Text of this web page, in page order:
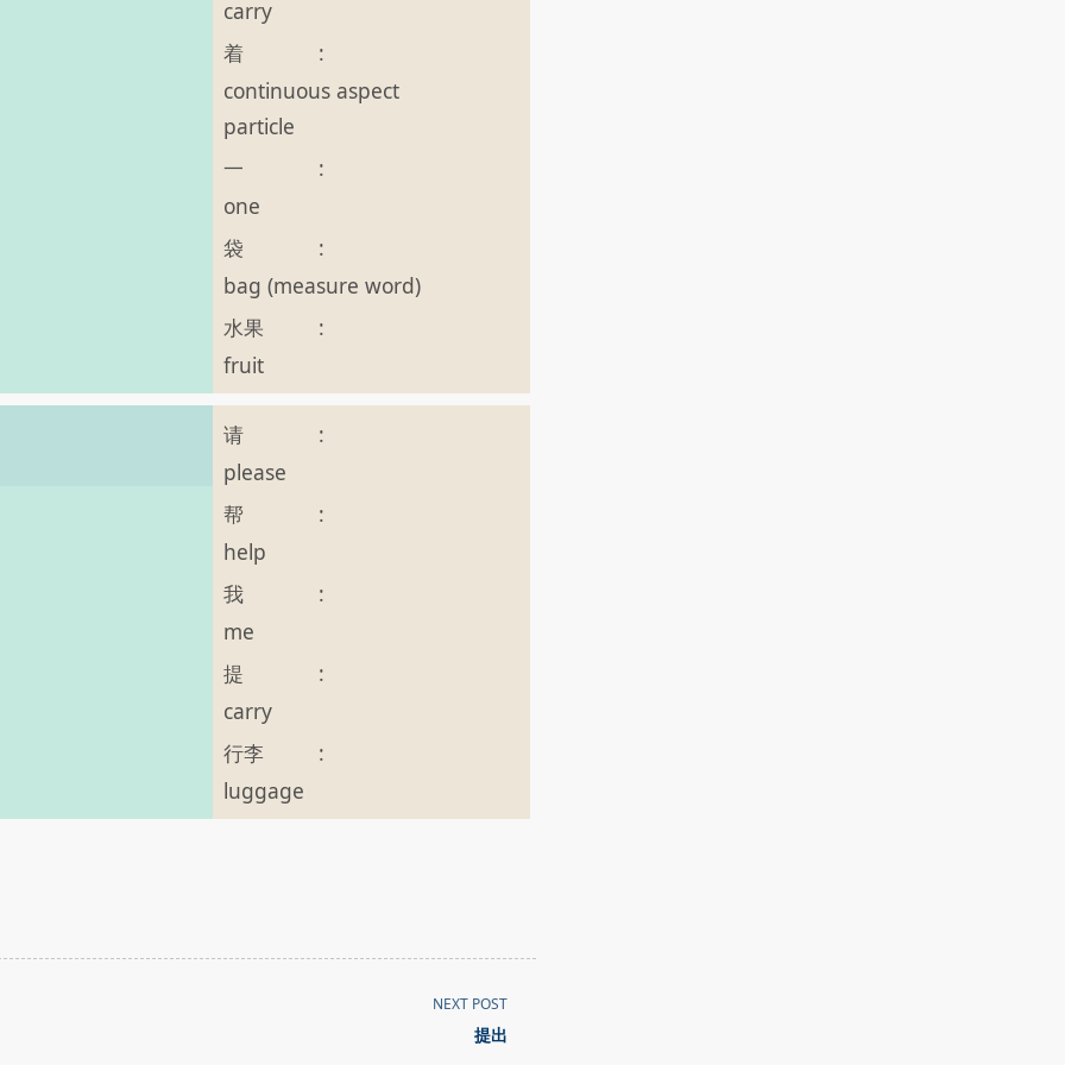
carry
着
:
continuous aspect
particle
一
:
one
袋
:
bag (measure word)
水果
:
fruit
请
:
please
帮
:
help
我
:
me
提
:
carry
行李
:
luggage
NEXT POST
提出